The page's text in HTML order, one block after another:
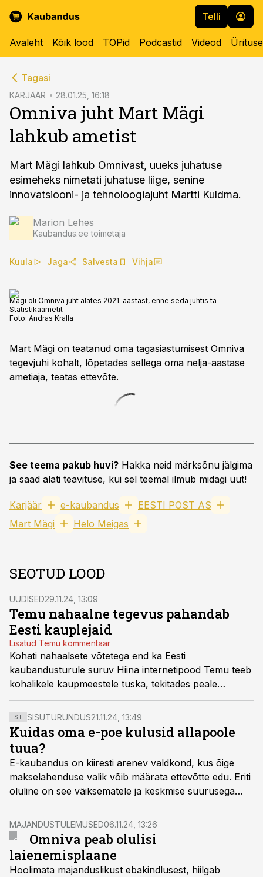
Telli
Avaleht Kõik lood TOPid Podcastid Videod
Tagasi
KARJÄÄR 28.01.25, 16:18
Omniva juht Mart Mägi
lahkub ametist
Mart Mägi lahkub Omnivast, uueks juhatuse
esimeheks nimetati juhatuse liige, senine
innovatsiooni- ja tehnoloogiajuht Martti Kuldma.
Marion Lehes
Kaubandus.ee toimetaja
Kuula Jaga Salvesta Vihja
Mägi oli Omniva juht alates 2021. aastast, enne seda juhtis ta
Statistikaametit
Foto: Andras Kralla
Mart Mägi on teatanud oma tagasiastumisest Omniva
tegevjuhi kohalt, lõpetades sellega oma nelja-aastase
ametiaja, teatas ettevõte.
See teema pakub huvi? Hakka neid märksõnu jälgima
ja saad alati teavituse, kui sel teemal ilmub midagi uut!
Karjäär e-kaubandus
EESTI POST AS
Mart Mägi
Helo Meigas
SEOTUD LOOD
UUDISED29.11.24, 13:09
Temu nahaalne tegevus pahandab
Eesti kauplejaid
Lisatud Temu kommentaar
Kohati nahaalsete võtetega end ka Eesti
kaubandusturule suruv Hiina internetipood Temu teeb
kohalikele kaupmeestele tuska, tekitades peale
maksumure ka küsimuse, mida hiinlased kõikide meie
andmetega teevad.
ST SISUTURUNDUS21.11.24, 13:49
Kuidas oma e-poe kulusid allapoole
tuua?
E-kaubandus on kiiresti arenev valdkond, kus õige
makselahenduse valik võib määrata ettevõtte edu. Eriti
oluline on see väiksematele ja keskmise suurusega
Eesti ettevõtetele, kes konkureerivad nii kohalike kui
ka rahvusvaheliste tegijatega. Coop Panga äriklientide
igapäevapanganduse juht Erje Mettas toob välja,
kuidas ettevõtted saavad oma makselahenduste
valikuga konkurentsis eelise saavutada.
MAJANDUSTULEMUSED06.11.24, 13:26
Omniva peab olulisi
laienemisplaane
Hoolimata majanduslikust ebakindlusest, hiilgab